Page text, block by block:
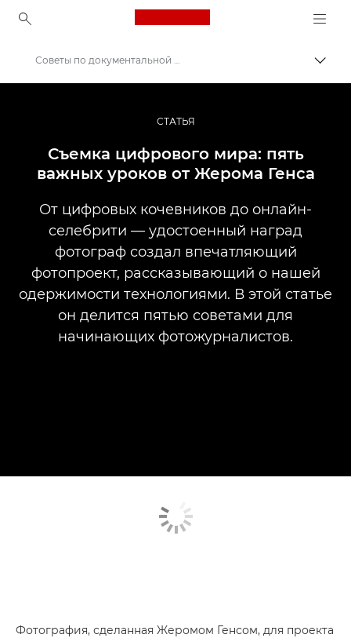
Canon Logo, back to
Профессиональная фото- и видеосъемка
Истории
Советы по документальной фотосъемке
СТАТЬЯ
Съемка цифрового мира: пять
важных уроков от Жерома Генса
От цифровых кочевников до онлайн-
селебрити — удостоенный наград
фотограф создал впечатляющий
фотопроект, рассказывающий о нашей
одержимости технологиями. В этой статье
он делится пятью советами для
начинающих фотожурналистов.
Фотография, сделанная Жеромом Генсом, для проекта